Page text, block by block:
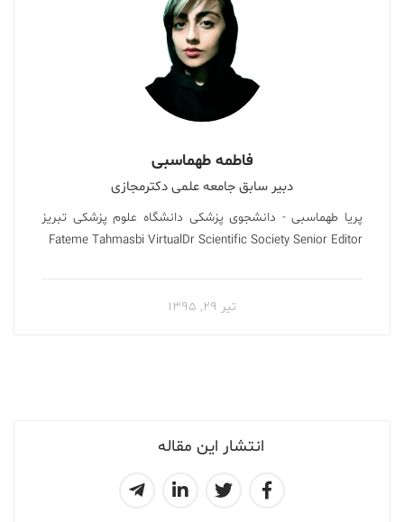
انتشار این مقاله
فاطمه طهماسبی
دبیر سابق جامعه علمی دکترمجازی
پریا طهماسبی - دانشجوی پزشکی دانشگاه علوم پزشکی تبریز
Fateme Tahmasbi VirtualDr Scientific Society Senior Editor
تیر ۲۹, ۱۳۹۵